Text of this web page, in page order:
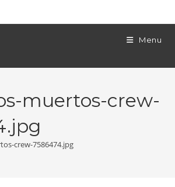
Menu
muertos-crew-
crew-7586474.jpg